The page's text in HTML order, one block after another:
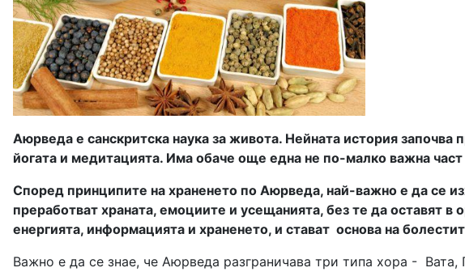
Аюрведа е санскритска наука за живота. Нейната история
йогата и медитацията. Има обаче още една не по-малко важна
Според принципите на храненето по Аюрведа, най-важно е да се
преработват храната, емоциите и усещанията, без те да оставят
енергията, информацията и храненето, и стават основа на
Важно е да се знае, че Аюрведа разграничава три типа хора -